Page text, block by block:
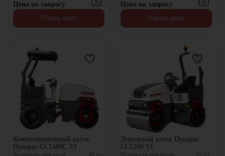
Цена по запросу
Узнать цену
Цена по запросу
Узнать цену
Комбинированный каток
Dynapac CC1400C VI
Мощность двигателя: 48 л.с.
Дорожный каток Dynapac
CC1200 VI
Мощность двигателя: 35 л.с.